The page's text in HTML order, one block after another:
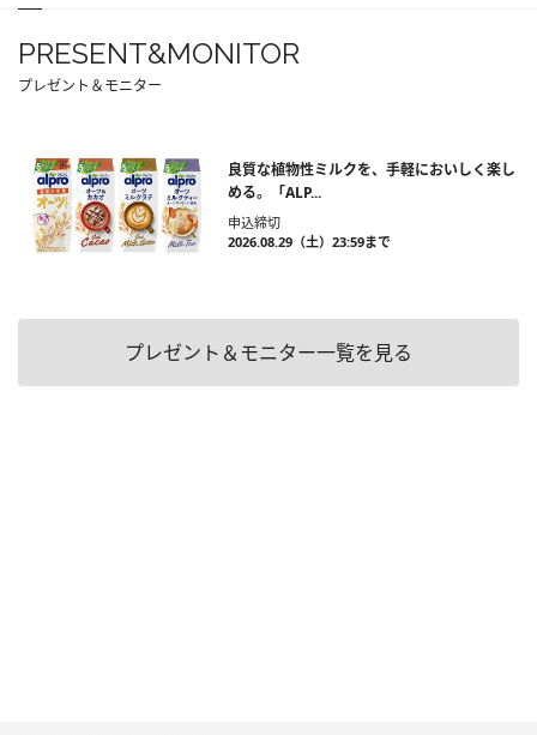
PRESENT&MONITOR
プレゼント＆モニター
良質な植物性ミルクを、手軽においしく楽し
める。「ALP...
申込締切
2026.08.29（土）23:59まで
プレゼント＆モニター一覧を見る